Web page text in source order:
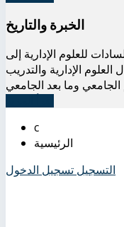
الخبرة والتاريخ
للعلوم الإدارية إلى
مجال العلوم الإدارية والتدريب
الجامعي وما بعد الجامعي
الرئيسية
التسجيل تسجيل الدخول